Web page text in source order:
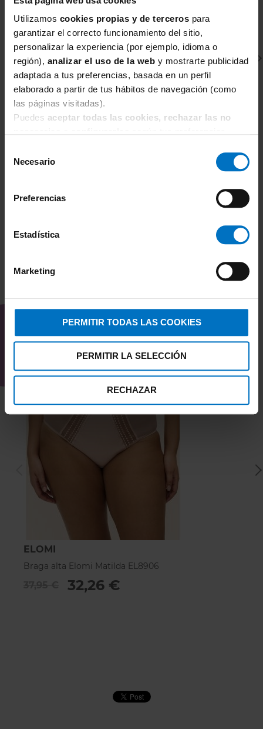
Utilizamos cookies propias y de terceros para
garantizar el correcto funcionamiento del sitio,
personalizar la experiencia (por ejemplo, idioma o
región), analizar el uso de la web y mostrarte publicidad
adaptada a tus preferencias, basada en un perfil
elaborado a partir de tus hábitos de navegación (como
las páginas visitadas).
Puedes aceptar todas las cookies, rechazar las no
Necesario
Preferencias
Estadística
Marketing
PERMITIR TODAS LAS COOKIES
PERMITIR LA SELECCIÓN
RECHAZAR
EL8900 Rojo
TAMBIÉN TE PUEDE
INTERESAR
ELOMI
Braga alta Elomi Matilda EL8906
32,26 €